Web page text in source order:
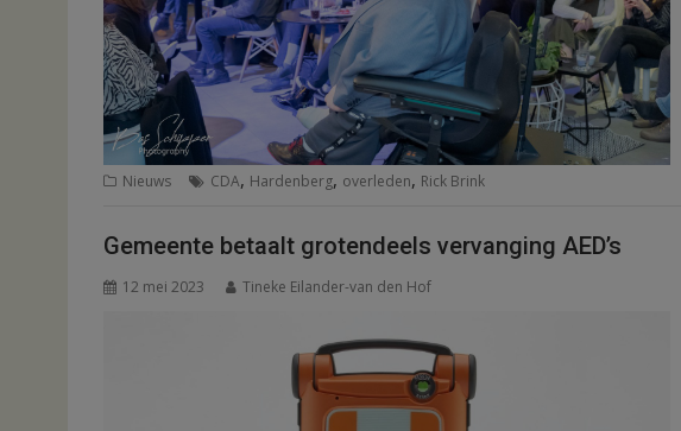
Nieuws CDA, Hardenberg, overleden, Rick Brink
Gemeente betaalt grotendeels vervanging AED’s
12 mei 2023 Tineke Eilander-van den Hof